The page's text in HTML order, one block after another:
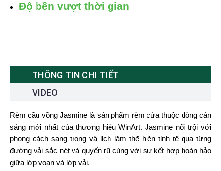
Độ bền vượt thời gian
THÔNG TIN CHI TIẾT
VIDEO
Rèm cầu vồng Jasmine là sản phẩm rèm cửa thuộc dòng cản
sáng mới nhất của thương hiệu WinArt. Jasmine nổi trội với
phong cách sang trọng và lịch lãm thể hiện tinh tế qua từng
đường vải sắc nét và quyến rũ cùng với sự kết hợp hoàn hảo
giữa lớp voan và lớp vải.